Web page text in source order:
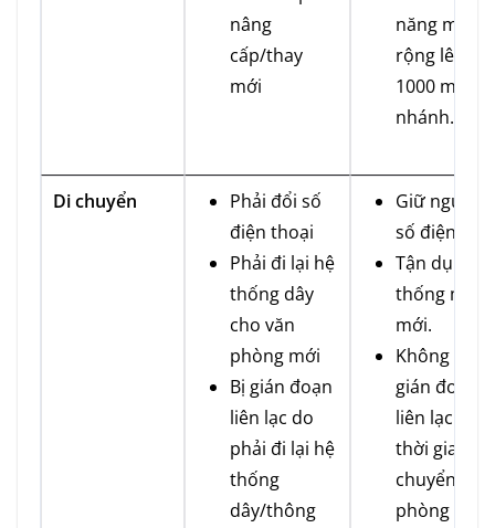
nâng
cấp/thay
mới
năng mở
rộng lên
1000 máy
nhánh.
Di chuyển
Phải đổi số
điện thoại
Phải đi lại hệ
thống dây
cho văn
phòng mới
Bị gián đoạn
liên lạc do
phải đi lại hệ
thống
dây/thông
Giữ nguyên
số điện
Tận dụng
thống
mới.
Không bị
gián đoạn
liên lạc
thời gian di
chuyển văn
phòng